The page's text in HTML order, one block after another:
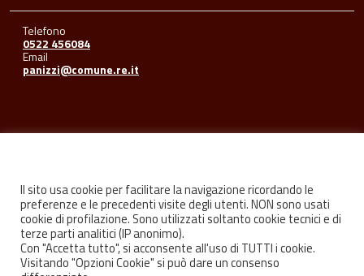
Telefono
0522 456084
Email
panizzi@comune.re.it
FacebookYoutubeInstagram
Il sito usa cookie per facilitare la navigazione ricordando le
preferenze e le precedenti visite degli utenti. NON sono usati
cookie di profilazione. Sono utilizzati soltanto cookie tecnici e di
terze parti analitici (IP anonimo).
Con "Accetta tutto", si acconsente all'uso di TUTTI i cookie.
Visitando "Opzioni Cookie" si può dare un consenso